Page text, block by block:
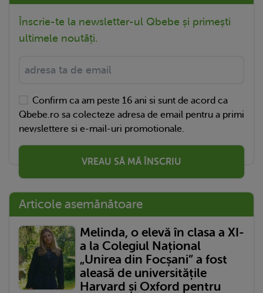
Înscrie-te la newsletter-ul Qbebe și primești
ultimele noutăți.
Confirm ca am peste 16 ani si sunt de acord ca
Qbebe.ro sa colecteze adresa de email pentru a primi
newslettere si e-mail-uri promotionale.
VREAU SĂ MĂ ÎNSCRIU
Articole asemănătoare
Melinda, o elevă în clasa a XI-
a la Colegiul Național
„Unirea din Focșani” a fost
aleasă de universitățile
Harvard și Oxford pentru